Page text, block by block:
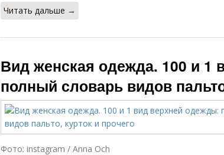
Читать дальше →
Вид женская одежда. 100 и 1
полный словарь видов
Фото: instagram / Anna Och